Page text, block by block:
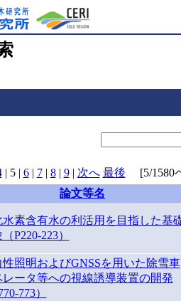
| 5| 6| 7| 8| 9| 次へ 最後 [5/1580
論文等名
水素含有水の利活用を目指した基
P220-223）
性照明およびGNSSを用いた除雪車
レータ等への視線誘導装置の開発
773）